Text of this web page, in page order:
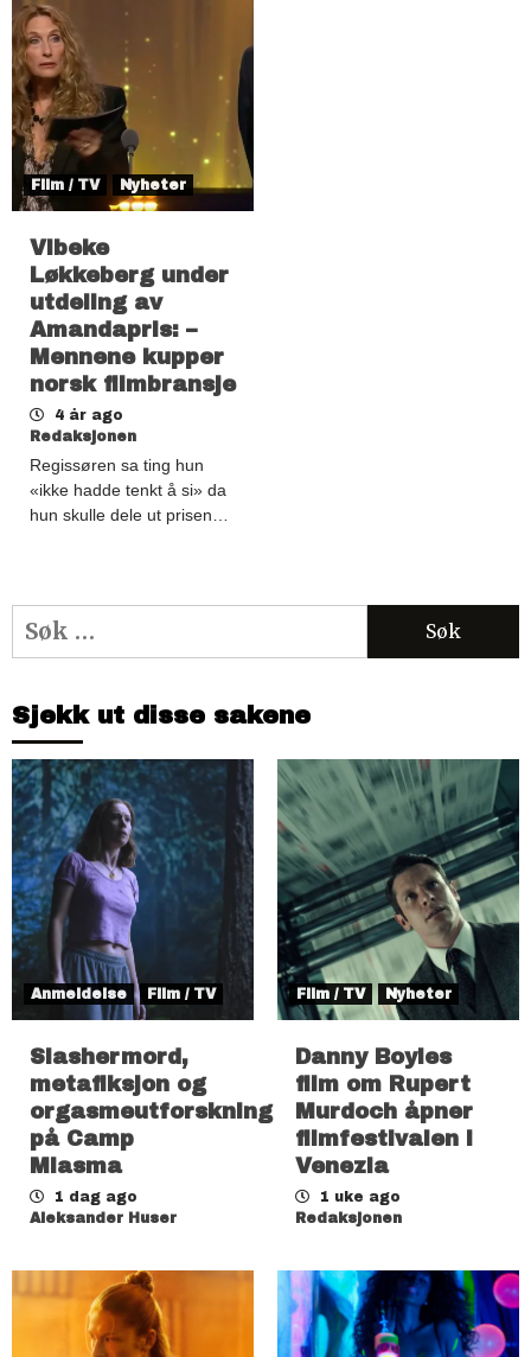
Film / TV Nyheter
Vibeke
Løkkeberg under
utdeling av
Amandapris: –
Mennene kupper
norsk filmbransje
4 år ago
Redaksjonen
Regissøren sa ting hun
«ikke hadde tenkt å si» da
hun skulle dele ut prisen…
Søk
etter:
Sjekk ut disse sakene
Anmeldelse Film / TV
Slashermord,
metafiksjon og
orgasmeutforskning
på Camp
Miasma
1 dag ago
Aleksander Huser
Film / TV Nyheter
Danny Boyles
film om Rupert
Murdoch åpner
filmfestivalen i
Venezia
1 uke ago
Redaksjonen